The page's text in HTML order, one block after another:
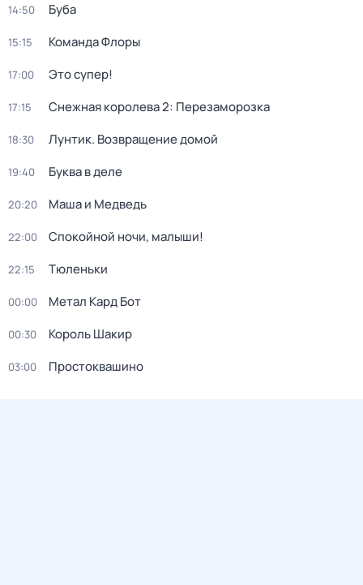
14:50 Буба
15:15 Команда Флоры
17:00 Это супер!
17:15 Снежная королева 2: Перезаморозка
18:30 Лунтик. Возвращение домой
19:40 Буква в деле
20:20 Маша и Медведь
22:00 Спокойной ночи, малыши!
22:15 Тюленьки
00:00 Метал Кард Бот
00:30 Король Шакир
03:00 Простоквашино